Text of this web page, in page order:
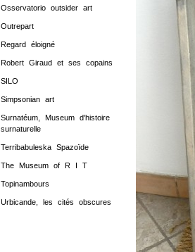
Osservatorio outsider art
Outrepart
Regard éloigné
Robert Giraud et ses copains
SILO
Simpsonian art
Surnatéum, Museum d'histoire
surnaturelle
Terribabuleska Spazoïde
The Museum of R I T
Topinambours
Urbicande, les cités obscures